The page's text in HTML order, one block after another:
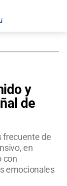
y
de
frecuente de
en
con
emocionales